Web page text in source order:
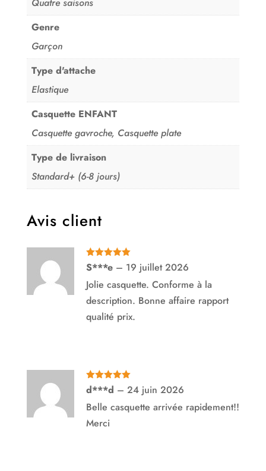
Quatre saisons
Genre
Garçon
Type d'attache
Elastique
Casquette ENFANT
Casquette gavroche, Casquette plate
Type de livraison
Standard+ (6-8 jours)
Avis client
Note5sur
5
S***e – 19 juillet 2026
Jolie casquette. Conforme à la
description. Bonne affaire rapport
qualité prix.
Note5sur
5
d***d – 24 juin 2026
Belle casquette arrivée rapidement!!
Merci